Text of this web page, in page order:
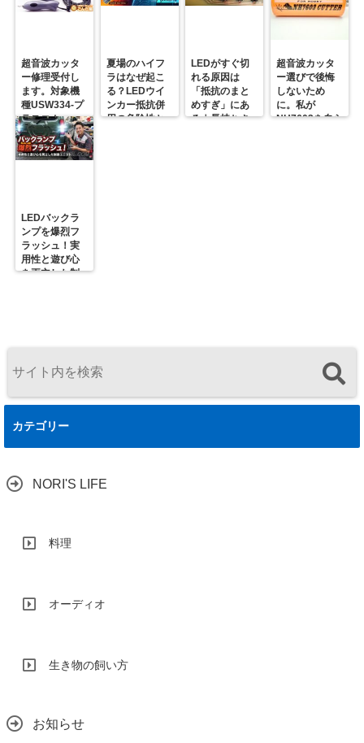
超音波カッタ
ー修理受付し
ます。対象機
種USW334-プ
ラスコム-
R31GONTA
夏場のハイフ
ラはなぜ起こ
る？LEDウイ
ンカー抵抗併
用の危険性と
LEDがすぐ切
れる原因は
「抵抗のまと
めすぎ」にあ
る｜長持ちさ
超音波カッタ
ー選びで後悔
しないため
に。私が
NH7603を自ら
LEDバックラ
ンプを爆烈フ
ラッシュ！実
用性と遊び心
を両立した制
カテゴリー
NORI'S LIFE
料理
オーディオ
生き物の飼い方
お知らせ